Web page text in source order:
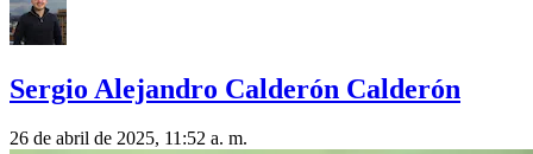
Sergio Alejandro Calderón Calderón
26 de abril de 2025, 11:52 a. m.